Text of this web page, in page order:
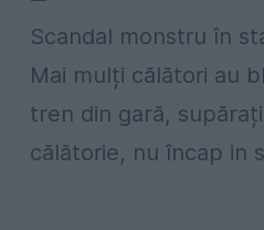
Scandal monstru în
Mai mulți călători au
tren din gară,
călătorie, nu încap in